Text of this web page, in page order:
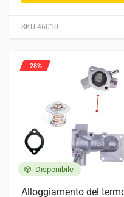
SKU-46010
Disponibile
-28%
Alloggiamento del